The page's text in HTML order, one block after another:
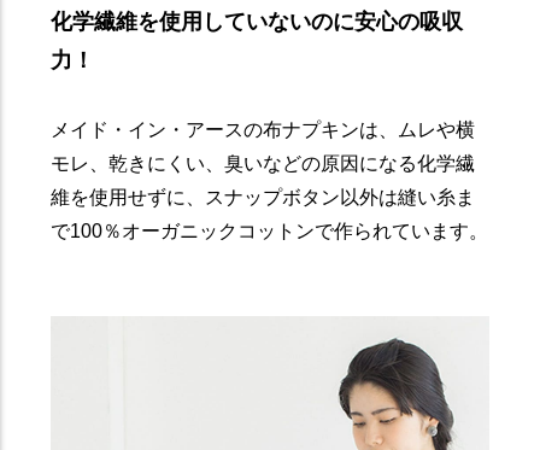
化学繊維を使用していないのに安心の吸収
力！
メイド・イン・アースの布ナプキンは、ムレや横
モレ、乾きにくい、臭いなどの原因になる化学繊
維を使用せずに、スナップボタン以外は縫い糸ま
で100％オーガニックコットンで作られています。